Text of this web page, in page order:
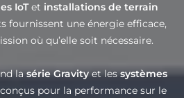
IoTet installations de terrain
fournissent une énergie efficace,
où qu’elle soit nécessaire.
lasérie Gravityet lessystèmes
pour la performance sur le